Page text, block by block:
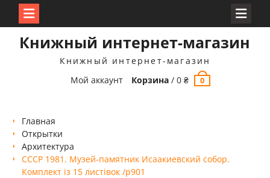
Книжный интернет-магазин
Книжный интернет-магазин
Мой аккаунт
Корзина /0₴ 0
Главная
Открытки
Архитектура
СССР 1981. Музей-памятник Исаакиевский собор.
Комплект із 15 листівок /р901